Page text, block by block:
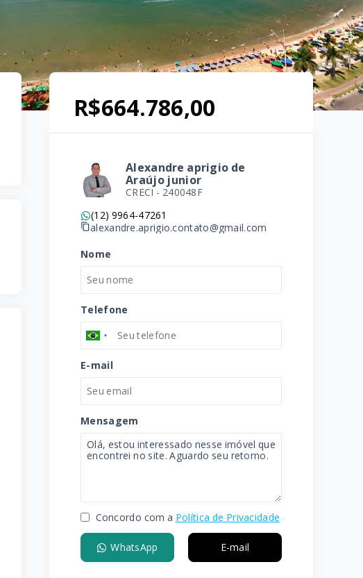
R$664.786,00
Alexandre aprigio de
Araújo junior
CRECI - 240048F
(12) 9964-47261
alexandre.aprigio.contato@gmail.com
Nome
Telefone
E-mail
Mensagem
Concordo com a Política de Privacidade
WhatsApp E-mail